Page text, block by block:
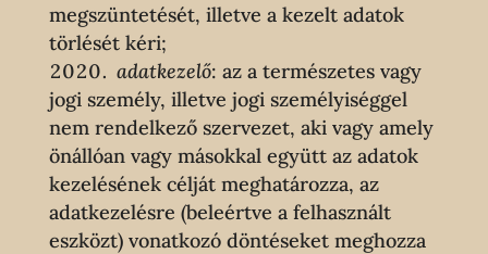
megszüntetését, illetve a kezelt adatok
törlését kéri;
adatkezelő: az a természetes vagy
jogi személy, illetve jogi személyiséggel
nem rendelkező szervezet, aki vagy amely
önállóan vagy másokkal együtt az adatok
kezelésének célját meghatározza, az
adatkezelésre (beleértve a felhasznált
eszközt) vonatkozó döntéseket meghozza